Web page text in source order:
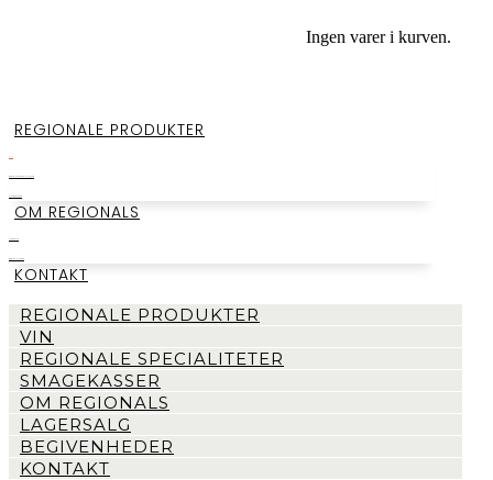
Ingen varer i kurven.
REGIONALE PRODUKTER
OM REGIONALS
KONTAKT
REGIONALE PRODUKTER
VIN
REGIONALE SPECIALITETER
SMAGEKASSER
OM REGIONALS
LAGERSALG
BEGIVENHEDER
KONTAKT